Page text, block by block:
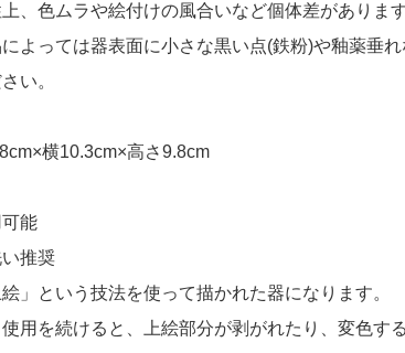
、色ムラや絵付けの風合いなど個体差がありま
よっては器表面に小さな黒い点(鉄粉)や釉薬垂れ
い。
横10.3cm×高さ9.8cm
能
推奨
」という技法を使って描かれた器になります。
用を続けると、上絵部分が剥がれたり、変色す